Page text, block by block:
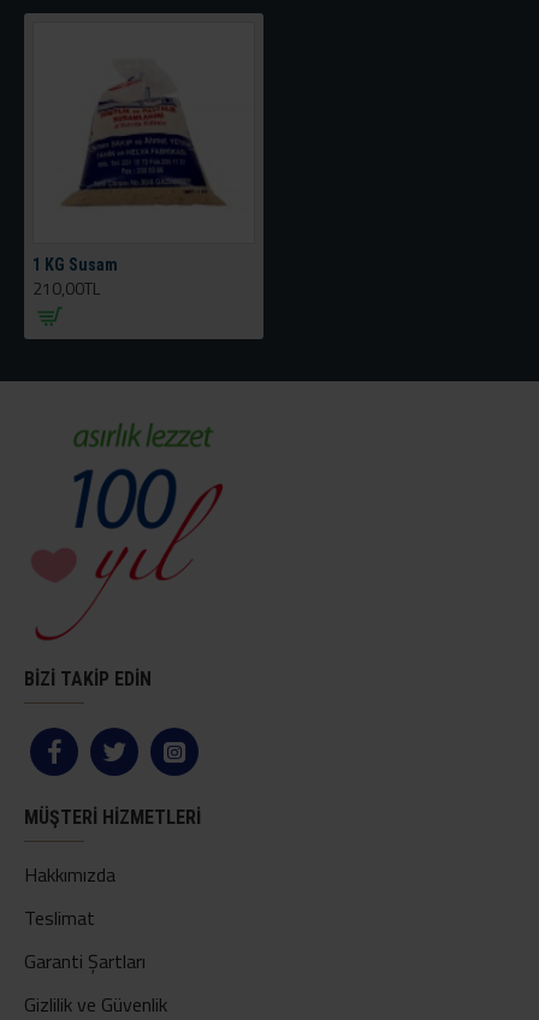
1 KG Susam
210,00TL
BİZİ TAKİP EDİN
MÜŞTERI HIZMETLERI
Hakkımızda
Teslimat
Garanti Şartları
Gizlilik ve Güvenlik